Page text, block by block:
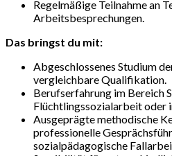
Regelmäßige Teilnahme an
Arbeitsbesprechungen.
Das bringst du mit:
Abgeschlossenes Studium
vergleichbare Qualifikation.
Berufserfahrung im Bereich
Flüchtlingssozialarbeit oder
Ausgeprägte methodische
professionelle
sozialpädagogische